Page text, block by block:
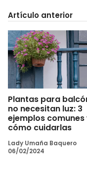
Artículo anterior
Plantas para
no necesitan luz: 3
ejemplos comunes
cómo cuidarlas
Lady Umaña Baquero
06/02/2024